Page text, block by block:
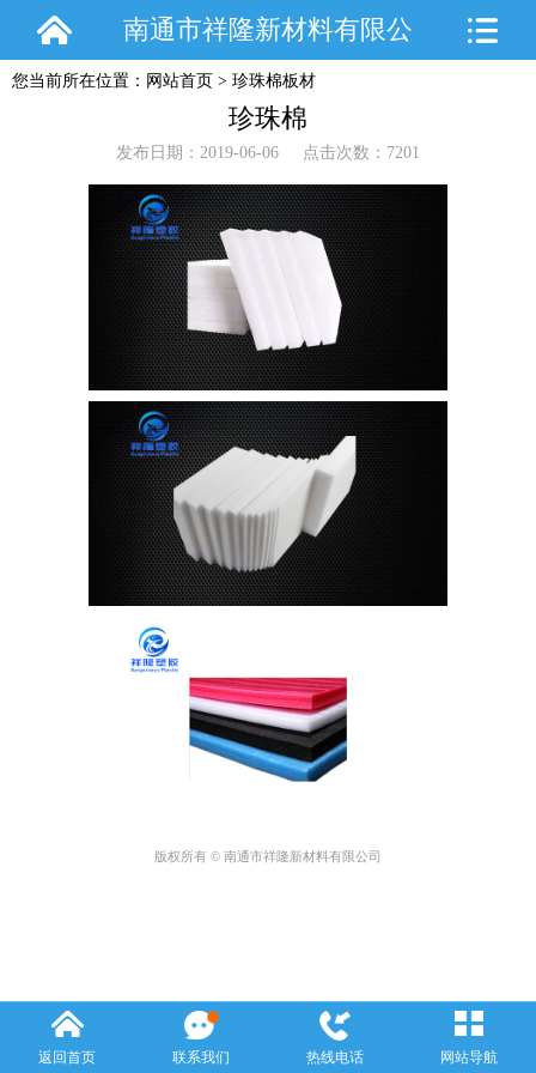
南通市祥隆新材料有限公
司
您当前所在位置： 网站首页 > 珍珠棉板材
珍珠棉
发布日期：2019-06-06 点击次数：7201
版权所有 © 南通市祥隆新材料有限公司
返回首页 联系我们 热线电话 网站导航